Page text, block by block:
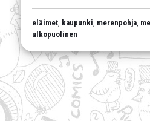
eläimet kaupunki merenpohja
ulkopuolinen